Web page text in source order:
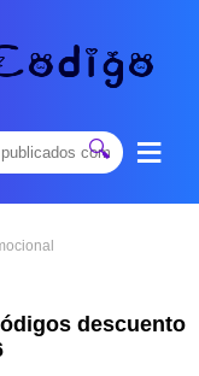
🔍 ≡
descuento